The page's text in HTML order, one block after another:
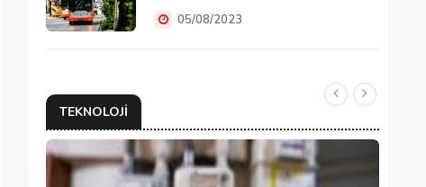
05/08/2023
TEKNOLOJI